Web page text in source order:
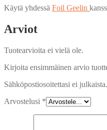
Käytä yhdessä Foil Geelin
Arviot
Tuotearvioita ei vielä ole.
Kirjoita ensimmäinen arvio
Sähköpostiosoitettasi ei julkaista.
Arvostelusi *